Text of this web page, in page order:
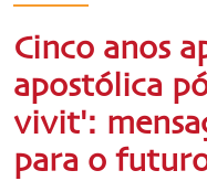
Cinco anos
apostólica
vivit':
para o